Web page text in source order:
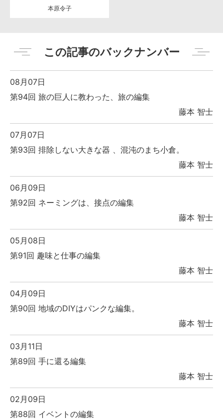
本原令子
この記事のバックナンバー
08月07日
第94回 旅の巨人に教わった、旅の編集
藤本 智士
07月07日
第93回 排除しない大きな器 、混沌のまち小倉。
藤本 智士
06月09日
第92回 ネーミングは、接点の編集
藤本 智士
05月08日
第91回 趣味と仕事の編集
藤本 智士
04月09日
第90回 地域のDIYはパンクな編集。
藤本 智士
03月11日
第89回 手に還る編集
藤本 智士
02月09日
第88回 イベントの編集